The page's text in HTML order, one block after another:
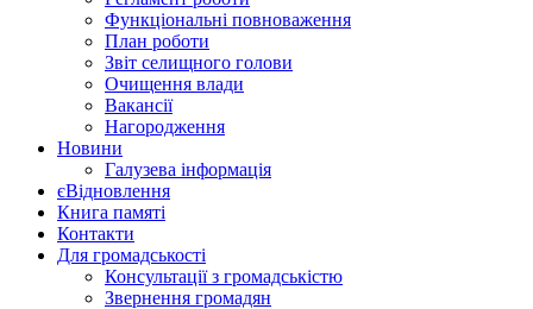
Функціональні повноваження
План роботи
Звіт селищного голови
Очищення влади
Вакансії
Нагородження
Новини
Галузева інформація
єВідновлення
Книга памяті
Контакти
Для громадськості
Консультації з громадськістю
Звернення громадян